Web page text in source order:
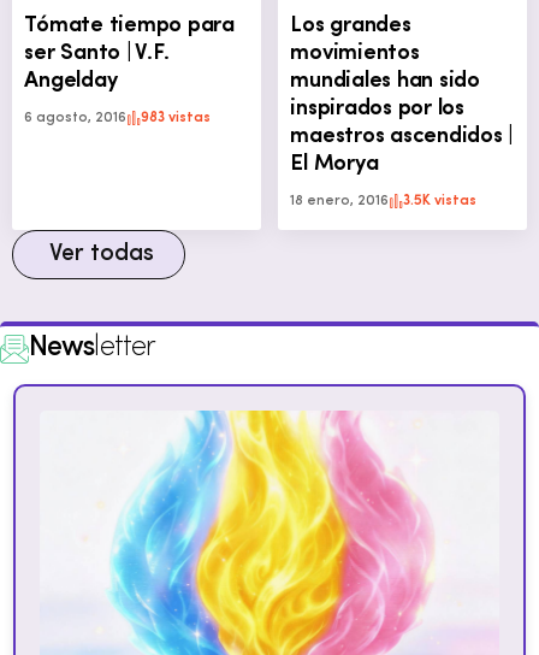
Tómate tiempo para
ser Santo | V.F.
Angelday
6 agosto, 2016 983 vistas
Los grandes
movimientos
mundiales han sido
inspirados por los
maestros ascendidos |
El Morya
18 enero, 2016 3.5K vistas
Ver todas
Newsletter